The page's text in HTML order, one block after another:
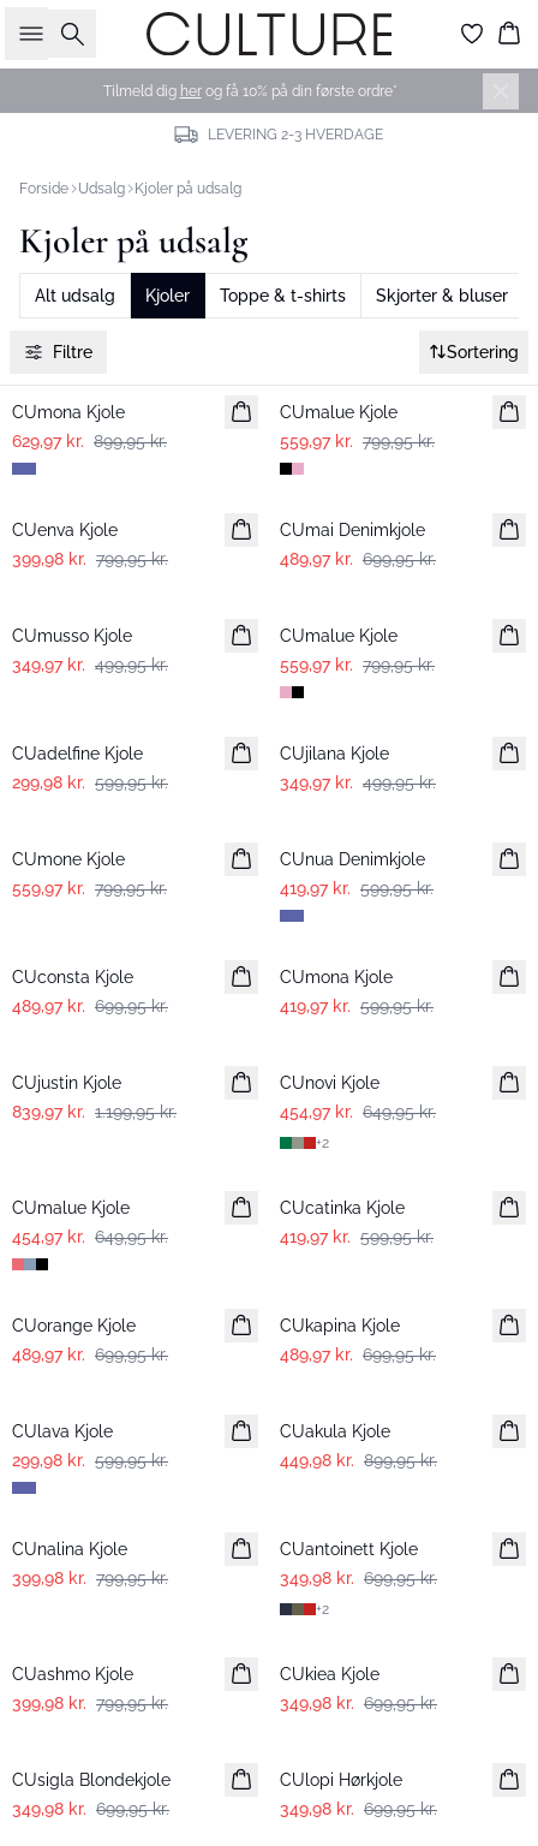
Søg
Tilmeld dig herog få 10% på din første ordre*
LEVERING 2-3 HVERDAGE
Forside Udsalg Kjoler på udsalg
Kjoler på udsalg
Alt udsalg Kjoler Toppe & t-shirts Skjorter & bluser
Filtre Sortering
-30%
CUmona Kjole
629,97 kr. 899,95 kr.
CUmalue Kjole
559,97 kr. 799,95 kr.
-50%
CUenva Kjole
399,98 kr. 799,95 kr.
-30%
CUmai Denimkjole
489,97 kr. 699,95 kr.
CUmusso Kjole
349,97 kr. 499,95 kr.
CUmalue Kjole
559,97 kr. 799,95 kr.
CUadelfine Kjole
299,98 kr. 599,95 kr.
-30%
CUjilana Kjole
349,97 kr. 499,95 kr.
CUmone Kjole
559,97 kr. 799,95 kr.
CUnua Denimkjole
419,97 kr. 599,95 kr.
CUconsta Kjole
489,97 kr. 699,95 kr.
-30%
CUmona Kjole
419,97 kr. 599,95 kr.
CUjustin Kjole
839,97 kr. 1.199,95 kr.
CUnovi Kjole
454,97 kr. 649,95 kr.
+2
CUmalue Kjole
454,97 kr. 649,95 kr.
CUcatinka Kjole
419,97 kr. 599,95 kr.
-30%
CUorange Kjole
489,97 kr. 699,95 kr.
CUkapina Kjole
489,97 kr. 699,95 kr.
CUlava Kjole
299,98 kr. 599,95 kr.
CUakula Kjole
449,98 kr. 899,95 kr.
-50%
CUnalina Kjole
399,98 kr. 799,95 kr.
CUantoinett Kjole
349,98 kr. 699,95 kr.
+2
CUashmo Kjole
399,98 kr. 799,95 kr.
CUkiea Kjole
349,98 kr. 699,95 kr.
CUsigla Blondekjole
349,98 kr. 699,95 kr.
CUlopi Hørkjole
349,98 kr. 699,95 kr.